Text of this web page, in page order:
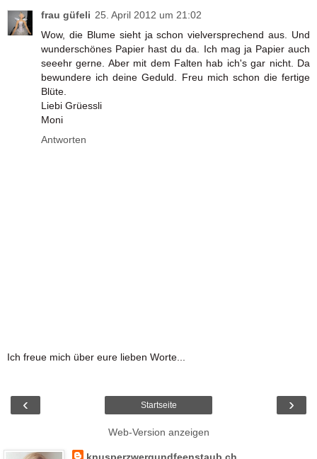
frau güfeli 25. April 2012 um 21:02
Wow, die Blume sieht ja schon vielversprechend aus. Und
wunderschönes Papier hast du da. Ich mag ja Papier auch
seeehr gerne. Aber mit dem Falten hab ich's gar nicht. Da
bewundere ich deine Geduld. Freu mich schon die fertige
Blüte.
Liebi Grüessli
Moni
Antworten
Ich freue mich über eure lieben Worte...
‹ ›
Startseite
Web-Version anzeigen
knusperzwergundfeenstaub.ch